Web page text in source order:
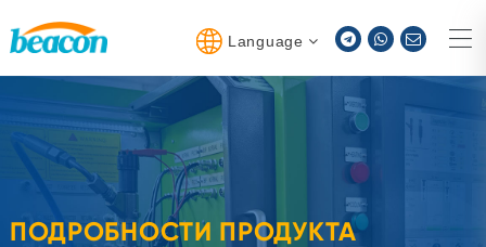
Language
ПОДРОБНОСТИ ПРОДУКТА